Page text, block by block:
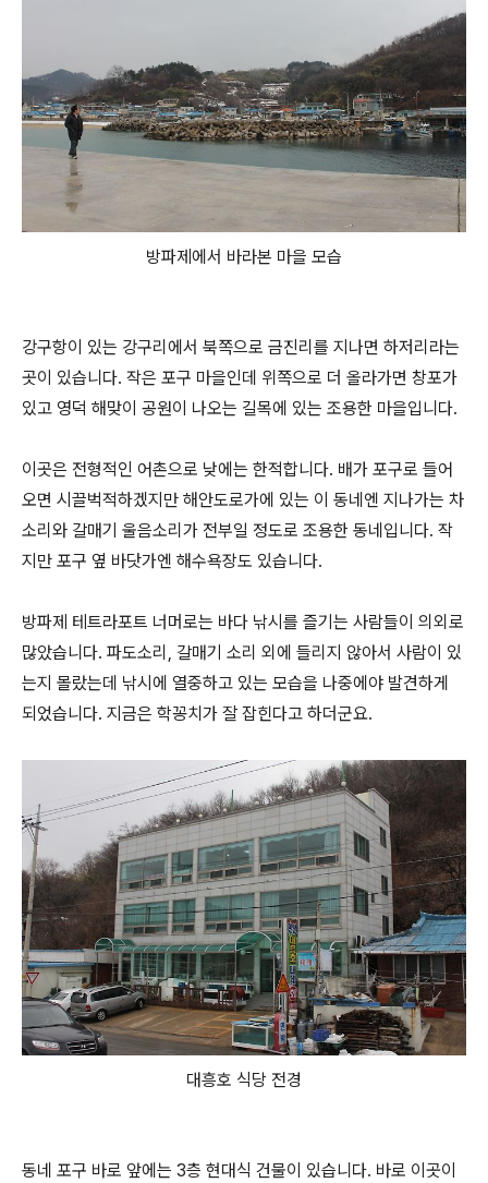
방파제에서 바라본 마을 모습
강구항이 있는 강구리에서 북쪽으로 금진리를 지나면 하저리라는
곳이 있습니다. 작은 포구 마을인데 위쪽으로 더 올라가면 창포가
있고 영덕 해맞이 공원이 나오는 길목에 있는 조용한 마을입니다.
이곳은 전형적인 어촌으로 낮에는 한적합니다. 배가 포구로 들어
오면 시끌벅적하겠지만 해안도로가에 있는 이 동네엔 지나가는 차
소리와 갈매기 울음소리가 전부일 정도로 조용한 동네입니다. 작
지만 포구 옆 바닷가엔 해수욕장도 있습니다.
방파제 테트라포트 너머로는 바다 낚시를 즐기는 사람들이 의외로
많았습니다. 파도소리, 갈매기 소리 외에 들리지 않아서 사람이 있
는지 몰랐는데 낚시에 열중하고 있는 모습을 나중에야 발견하게
되었습니다. 지금은 학꽁치가 잘 잡힌다고 하더군요.
대흥호 식당 전경
동네 포구 바로 앞에는 3층 현대식 건물이 있습니다. 바로 이곳이